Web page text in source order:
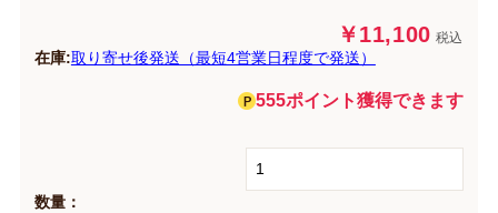
￥11,100 税込
在庫:取り寄せ後発送（最短4営業日程度で発送）
555ポイント獲得できます
数量：